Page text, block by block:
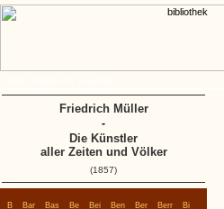
B Bar Bas Be Bei Ben Ber Berr Bi
Friedrich Müller
-
Die Künstler
aller Zeiten und Völker
(1857)